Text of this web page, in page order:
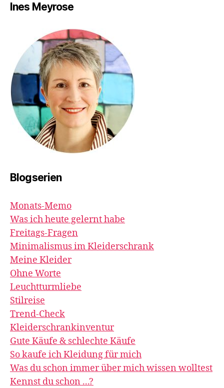
Ines Meyrose
Blogserien
Monats-Memo
Was ich heute gelernt habe
Freitags-Fragen
Minimalismus im Kleiderschrank
Meine Kleider
Ohne Worte
Leuchtturmliebe
Stilreise
Trend-Check
Kleiderschrankinventur
Gute Käufe & schlechte Käufe
So kaufe ich Kleidung für mich
Was du schon immer über mich wissen wolltest
Kennst du schon ...?